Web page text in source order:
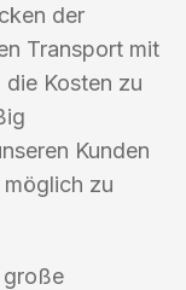
der
Transport mit
die Kosten zu
Kunden
zu
große